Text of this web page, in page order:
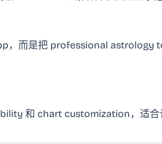
，而是把 professional astrology
和 chart customization，适合